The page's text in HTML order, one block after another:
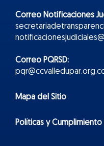
Correo Notificaciones
Correo PQRSD:
Mapa del Sitio
Políticas y Cumplimiento